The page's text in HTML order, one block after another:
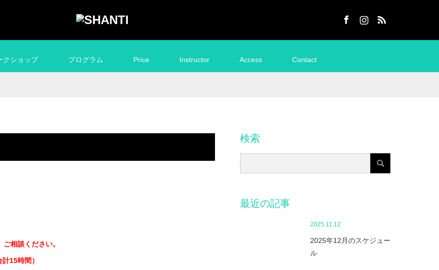
クショップ プログラム Price Instructor Access Contact
相談ください。
15時間）
検索
最近の記事
2025.11.12
2025年12月のスケジュー
ル